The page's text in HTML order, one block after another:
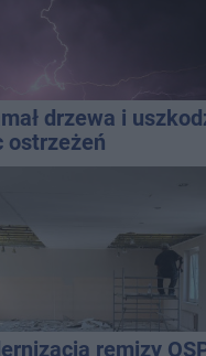
drzewa i
ostrzeżeń
remizy